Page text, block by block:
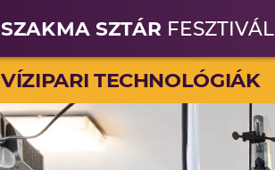
SZAKMA SZTÁR FESZTIVÁL
VÍZIPARI TECHNOLÓGIÁK